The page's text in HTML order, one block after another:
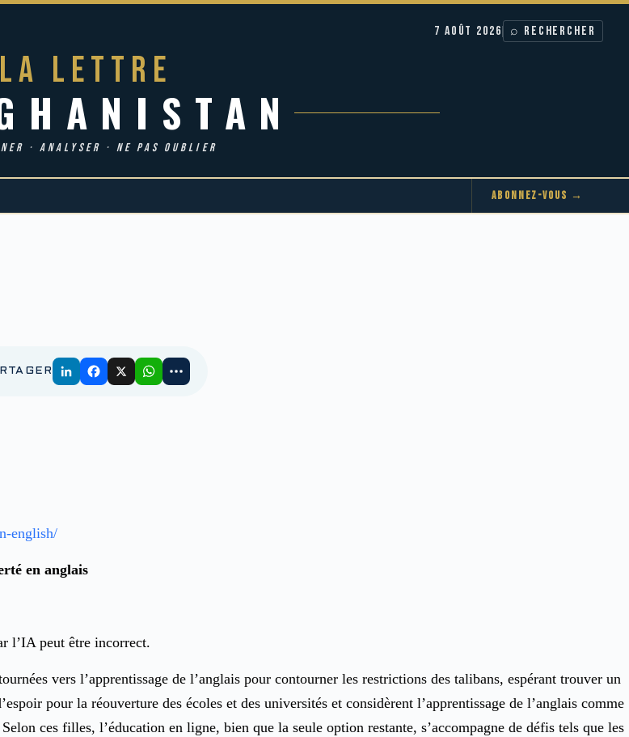
7 AOÛT 2026 ⌕ RECHERCHER
LA LETTRE
· ANALYSER · NE PAS OUBLIER
ABONNEZ-VOUS →
english/
en anglais
vers l’apprentissage de l’anglais pour contourner les restrictions des talibans, espérant trouver un
pour la réouverture des écoles et des universités et considèrent l’apprentissage de l’anglais comme
ces filles, l’éducation en ligne, bien que la seule option restante, s’accompagne de défis tels que les